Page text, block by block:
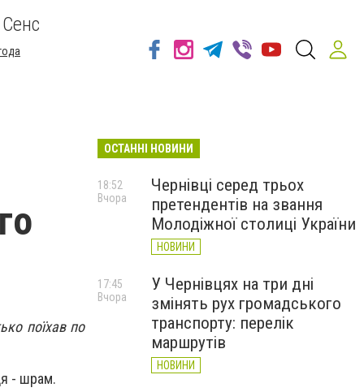
поїхав по
- шрам.
ОСТАННІ НОВИНИ
Чернівці серед трьох
претендентів на звання
Молодіжної столиці України
НОВИНИ
18:52
Вчора
У Чернівцях на три дні
змінять рух громадського
транспорту: перелік
маршрутів
НОВИНИ
17:45
Вчора